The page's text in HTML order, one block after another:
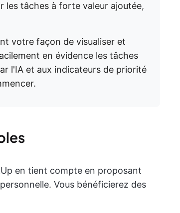
les tâches à forte valeur ajoutée,
votre façon de visualiser et
en évidence les tâches
l'IA et aux indicateurs de priorité
en tient compte en proposant
Vous bénéficierez des